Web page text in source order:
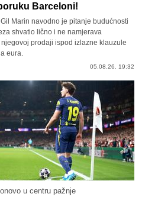
Barceloni!
Marin navodno je pitanje budućnosti
shvatio lično i ne namjerava
prodaji ispod izlazne klauzule
eura.
05.08.26. 19:32
u centru pažnje